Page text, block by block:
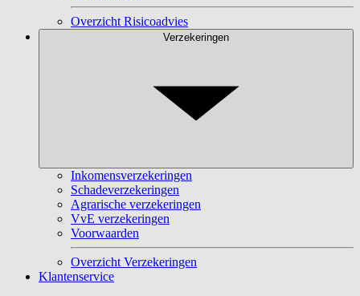
Overzicht Risicoadvies
Verzekeringen
Inkomensverzekeringen
Schadeverzekeringen
Agrarische verzekeringen
VvE verzekeringen
Voorwaarden
Overzicht Verzekeringen
Klantenservice